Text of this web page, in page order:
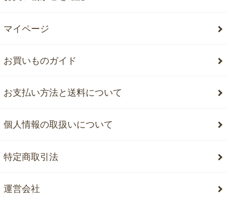
マイページ
お買いものガイド
お支払い方法と送料について
個人情報の取扱いについて
特定商取引法
運営会社